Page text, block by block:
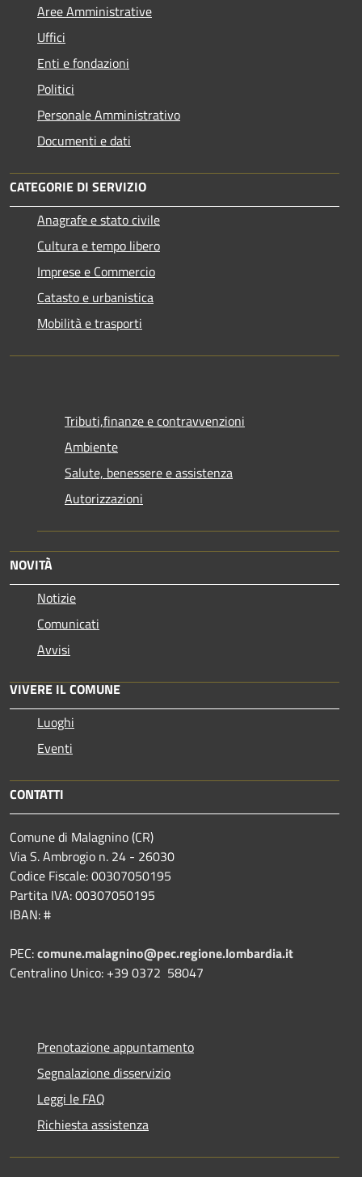
Aree Amministrative
Uffici
Enti e fondazioni
Politici
Personale Amministrativo
Documenti e dati
CATEGORIE DI SERVIZIO
Anagrafe e stato civile
Cultura e tempo libero
Imprese e Commercio
Catasto e urbanistica
Mobilità e trasporti
Tributi,finanze e contravvenzioni
Ambiente
Salute, benessere e assistenza
Autorizzazioni
NOVITÀ
Notizie
Comunicati
Avvisi
VIVERE IL COMUNE
Luoghi
Eventi
CONTATTI
Comune di Malagnino (CR)
Via S. Ambrogio n. 24 - 26030
Codice Fiscale: 00307050195
Partita IVA: 00307050195
IBAN: #
PEC:comune.malagnino@pec.regione.lombardia.it
Centralino Unico: +39 0372 58047
Prenotazione appuntamento
Segnalazione disservizio
Leggi le FAQ
Richiesta assistenza